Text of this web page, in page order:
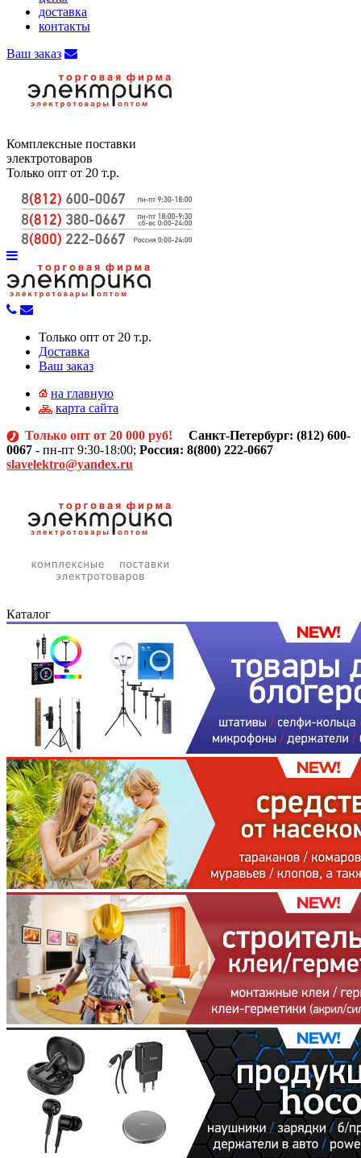
доставка
контакты
Ваш заказ
Комплексные поставки
электротоваров
Только опт от 20 т.р.
Только опт от 20 т.р.
Доставка
Ваш заказ
на главную
карта сайта
Только опт от 20 000 руб! Санкт-Петербург: (812) 600-
0067 - пн-пт 9:30-18:00; Россия: 8(800) 222-0667
slavelektro@yandex.ru
Каталог